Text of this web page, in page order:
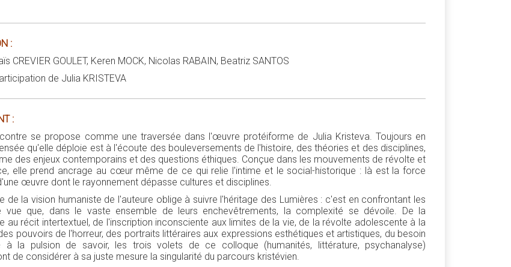
:
CREVIER GOULET, Keren MOCK, Nicolas RABAIN, Beatriz SANTOS
de Julia KRISTEVA
:
se propose comme une traversée dans l'œuvre protéiforme de Julia Kristeva. Toujours en
qu'elle déploie est à l'écoute des bouleversements de l'histoire, des théories et des disciplines,
des enjeux contemporains et des questions éthiques. Conçue dans les mouvements de révolte et
elle prend ancrage au cœur même de ce qui relie l'intime et le social-historique : là est la force
œuvre dont le rayonnement dépasse cultures et disciplines.
de la vision humaniste de l'auteure oblige à suivre l'héritage des Lumières : c'est en confrontant les
vue que, dans le vaste ensemble de leurs enchevêtrements, la complexité se dévoile. De la
au récit intertextuel, de l'inscription inconsciente aux limites de la vie, de la révolte adolescente à la
pouvoirs de l'horreur, des portraits littéraires aux expressions esthétiques et artistiques, du besoin
à la pulsion de savoir, les trois volets de ce colloque (humanités, littérature, psychanalyse)
de considérer à sa juste mesure la singularité du parcours kristévien.